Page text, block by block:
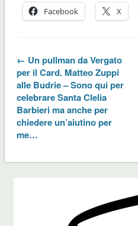
Facebook X
← Un pullman da Vergato
per il Card. Matteo Zuppi
alle Budrie – Sono qui per
celebrare Santa Clelia
Barbieri ma anche per
chiedere un’aiutino per
me…